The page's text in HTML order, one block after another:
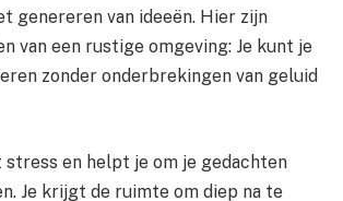
genereren van ideeën. Hier zijn
van een rustige omgeving: Je kunt je
zonder onderbrekingen van geluid
en helpt je om je gedachten
Je krijgt de ruimte om diep na te